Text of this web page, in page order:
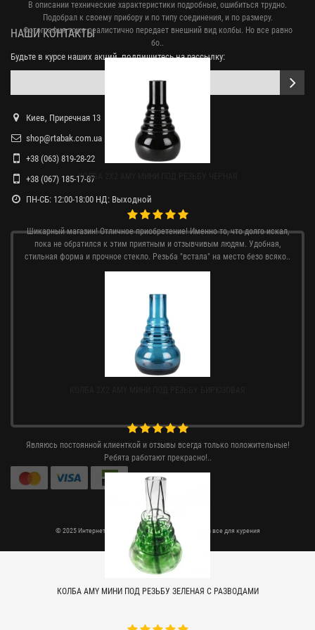
В описании технические характеристики подробные, ошибиться трудно.
Подобрал к своему прибору и по типу соединения, и по размеру.
Фотография тоже реалистично передает внешний вид колбы. Но все равно
бо..
КОЛБА 2X2 AMY МИНИ ПОД РЕЗЬБУ ЧЕРНАЯ
Шикарный магазин! Отличное приобретение! Именно то, что долго искал,
пока не обратился к этим приятным и отзывчивым людям. Удобная,
стильная форма и прочное стекло. Резьба "встала" на место безо всяко..
Являюсь постоянной клиенткой и отзывы всегда только положительные!
Ребята работают прекрасно!..
КОЛБА AMY МИНИ ПОД РЕЗЬБУ ЗЕЛЕНАЯ С РАЗВОДАМИ
НАШИ КОНТАКТЫ
Будьте в курсе наших акций, подпишитесь на рассылку:
Киев, Приречная 13
shop@rtabak.com.ua
+38 (063) 819-28-22
+38 (067) 185-17-87
ПН-СБ: 12:00-18:00 НД: Выходной
© 2025 Интернет магазин Rtabak.com.ua - кальяны и все для курения